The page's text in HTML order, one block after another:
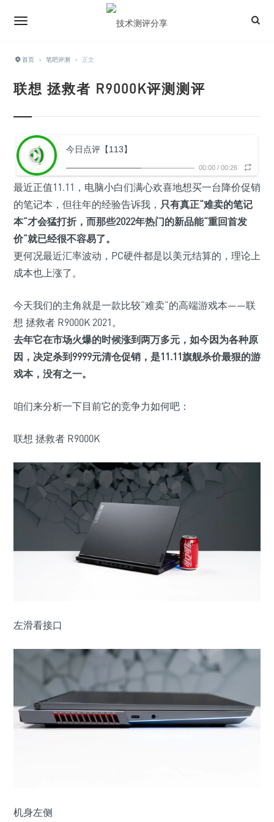
首页 › 笔吧评测 › 正文
联想 拯救者 R9000K评测测评
今日点评【113】
00:00 / 00:26
最近正值11.11，电脑小白们满心欢喜地想买一台降价促销
的笔记本，但往年的经验告诉我， 只有真正“难卖的笔记
本”才会猛打折，而那些2022年热门的新品能“重回首发
价”就已经很不容易了。
更何况最近汇率波动，PC硬件都是以美元结算的，理论上
成本也上涨了。
今天我们的主角就是一款比较“难卖”的高端游戏本——联
想 拯救者 R9000K 2021。
去年它在市场火爆的时候涨到两万多元，如今因为各种原
因，决定杀到9999元清仓促销， 是11.11旗舰杀价最狠的游
戏本，没有之一。
咱们来分析一下目前它的竞争力如何吧：
联想 拯救者 R9000K
左滑看接口
机身左侧